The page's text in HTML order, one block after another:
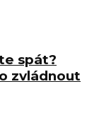
spát?
zvládnout